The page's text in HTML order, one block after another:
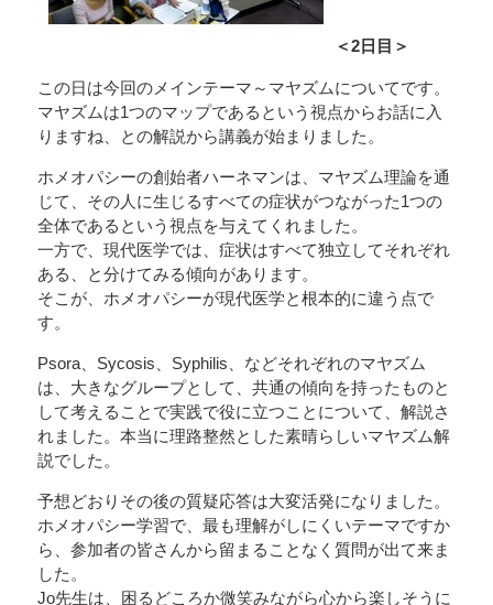
＜2日目＞
この日は今回のメインテーマ～マヤズムについてです。
マヤズムは1つのマップであるという視点からお話に入
りますね、との解説から講義が始まりました。
ホメオパシーの創始者ハーネマンは、マヤズム理論を通
じて、その人に生じるすべての症状がつながった1つの
全体であるという視点を与えてくれました。
一方で、現代医学では、症状はすべて独立してそれぞれ
ある、と分けてみる傾向があります。
そこが、ホメオパシーが現代医学と根本的に違う点で
す。
Psora、Sycosis、Syphilis、などそれぞれのマヤズム
は、大きなグループとして、共通の傾向を持ったものと
して考えることで実践で役に立つことについて、解説さ
れました。本当に理路整然とした素晴らしいマヤズム解
説でした。
予想どおりその後の質疑応答は大変活発になりました。
ホメオパシー学習で、最も理解がしにくいテーマですか
ら、参加者の皆さんから留まることなく質問が出て来ま
した。
Jo先生は、困るどころか微笑みながら心から楽しそうに